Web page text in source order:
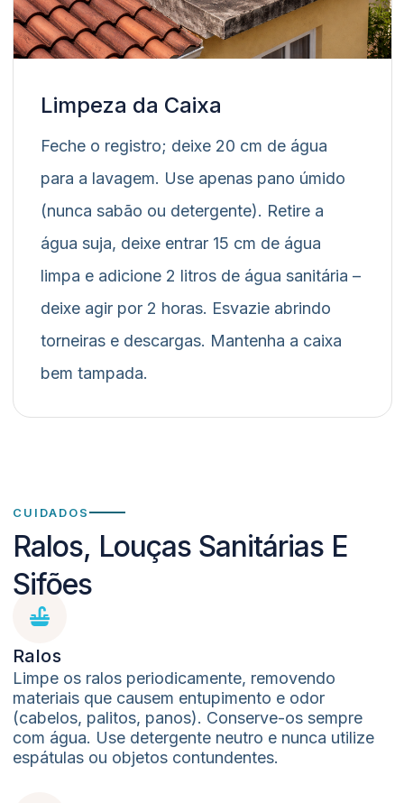
Limpeza da Caixa
Feche o registro; deixe 20 cm de água
para a lavagem. Use apenas pano úmido
(nunca sabão ou detergente). Retire a
água suja, deixe entrar 15 cm de água
limpa e adicione 2 litros de água sanitária –
deixe agir por 2 horas. Esvazie abrindo
torneiras e descargas. Mantenha a caixa
bem tampada.
CUIDADOS
Ralos, Louças Sanitárias E
Sifões
Ralos
Limpe os ralos periodicamente, removendo
materiais que causem entupimento e odor
(cabelos, palitos, panos). Conserve-os sempre
com água. Use detergente neutro e nunca utilize
espátulas ou objetos contundentes.